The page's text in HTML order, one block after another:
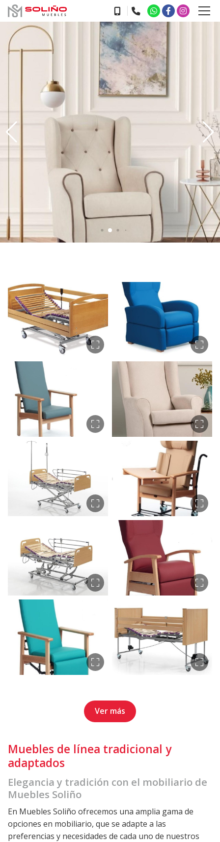
Ver más
Muebles de línea tradicional y
adaptados
Elegancia y tradición con el mobiliario de
Muebles Soliño
En Muebles Soliño ofrecemos una amplia gama de
opciones en mobiliario, que se adapte a las
preferencias y necesidades de cada uno de nuestros